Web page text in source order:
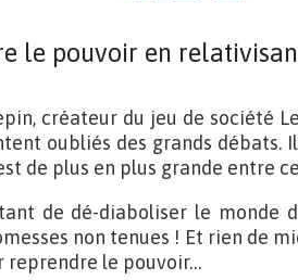
le pouvoir en
créateur du jeu de société
oubliés des grands débats.
de plus en plus grande entre
de dé-diaboliser le monde
non tenues ! Et rien de
reprendre le pouvoir…